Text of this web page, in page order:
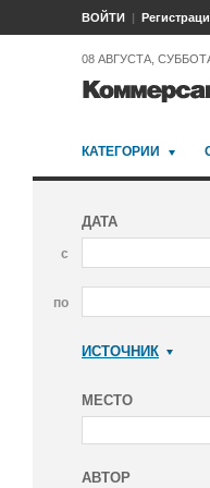
ВОЙТИ
08 АВГУСТА,
КАТЕГОРИИ
ДАТА
с
по
ИСТОЧНИК
МЕСТО
АВТОР